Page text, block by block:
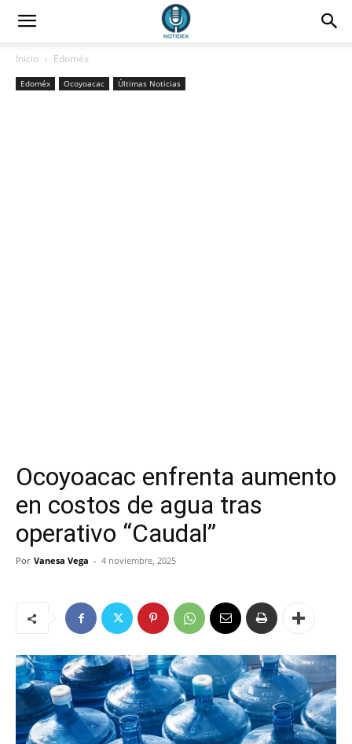
Inicio Edoméx
Edoméx Ocoyoacac Últimas Noticias
Ocoyoacac enfrenta aumento
en costos de agua tras
operativo “Caudal”
Por Vanesa Vega - 4 noviembre, 2025